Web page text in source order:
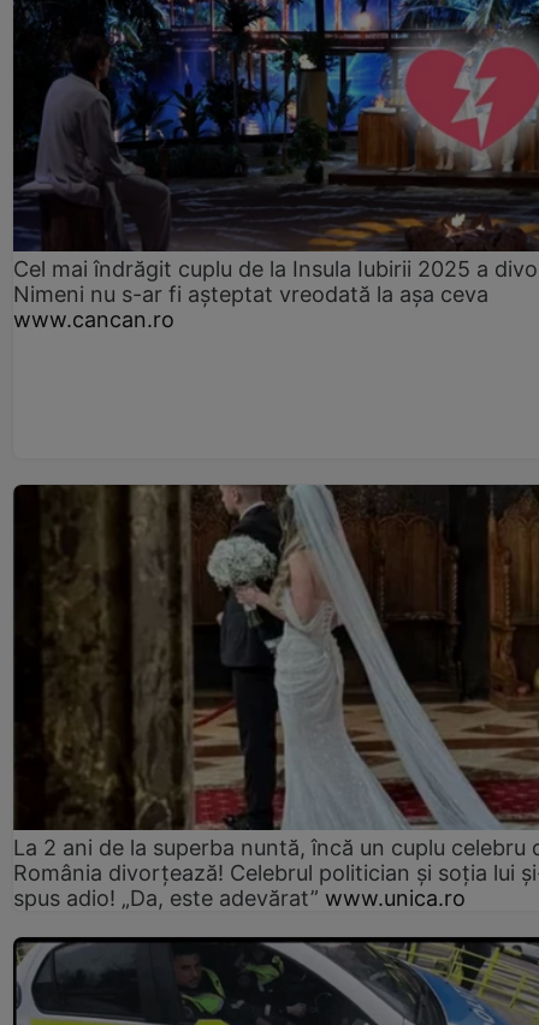
Cel mai îndrăgit cuplu de la Insula Iubirii 2025 a
Nimeni nu s-ar fi așteptat vreodată la așa ceva
www.cancan.ro
La 2 ani de la superba nuntă, încă un cuplu celebru
România divorțează! Celebrul politician și soția lui
spus adio! „Da, este adevărat” www.unica.ro